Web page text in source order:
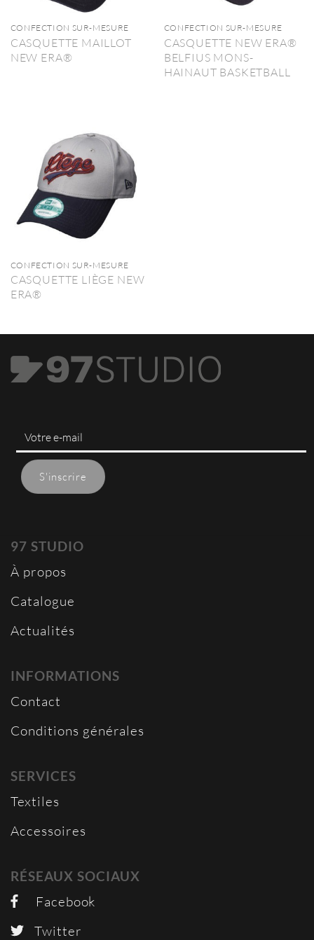
CONFECTION SUR-MESURE
CASQUETTE MAILLOT
NEW ERA®
CONFECTION SUR-MESURE
CASQUETTE NEW ERA®
BELFIUS MONS-
HAINAUT BASKETBALL
CONFECTION SUR-MESURE
CASQUETTE LIÈGE NEW
ERA®
97 STUDIO
À propos
Catalogue
Actualités
INFORMATIONS
Contact
Conditions générales
SERVICES
Textiles
Accessoires
RÉSEAUX SOCIAUX
Facebook
Twitter